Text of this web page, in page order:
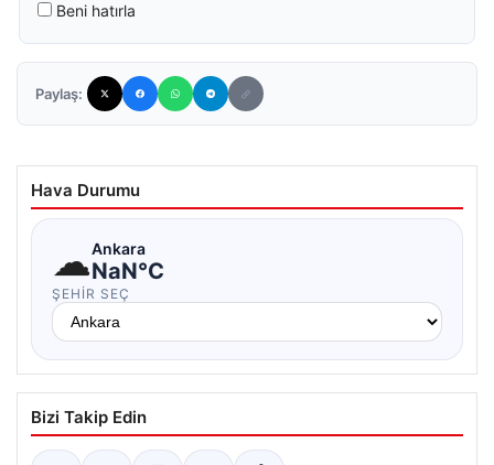
Beni hatırla
Paylaş:
Hava Durumu
☁Ankara
NaN°C
ŞEHIR SEÇ
Bizi Takip Edin